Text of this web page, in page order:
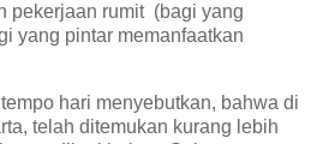
pekerjaan rumit (bagi yang
yang pintar memanfaatkan
hari menyebutkan, bahwa di
telah ditemukan kurang lebih